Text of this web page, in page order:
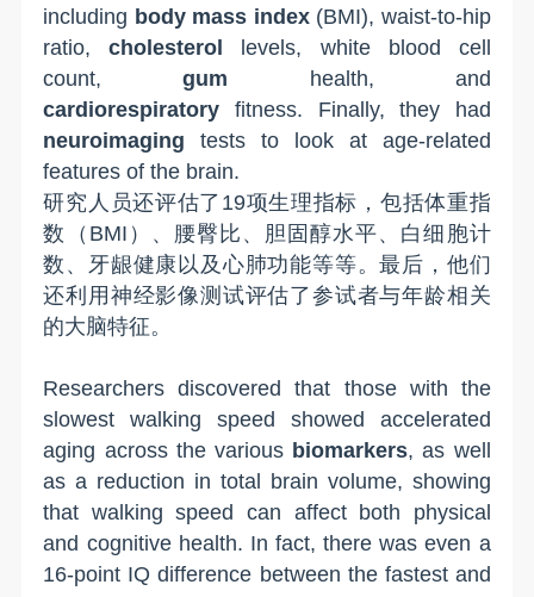
including body mass index(BMI), waist-to-hip
ratio,cholesterol levels, white blood cell
count,gum health, and
cardiorespiratory fitness. Finally, they had
neuroimaging tests to look at age-related
features of the brain.
研究人员还评估了19项生理指标 ，包括体重指
数（BMI ）、腰臀比、胆固醇水平、白细胞计
数、牙龈健康以及心肺功能等等。最后， 他们
还利用神经影像测试评估了参试者与年龄相关
的大脑特征。
Researchers discovered that those with the
slowest walking speed showed accelerated
aging across the various biomarkers, as well
as a reduction in total brain volume, showing
that walking speed can affect both physical
and cognitive health. In fact, there was even a
16-point IQ difference between the fastest and